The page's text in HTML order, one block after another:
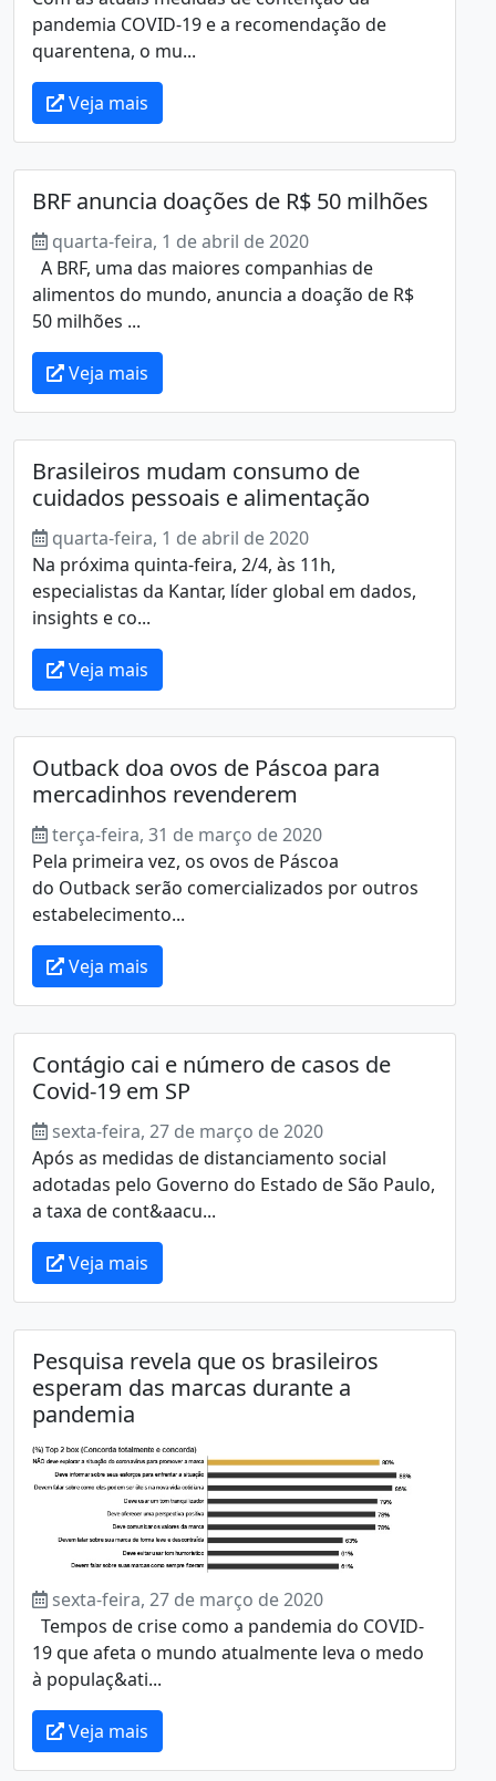
pandemia COVID-19 e a recomendação de
quarentena, o mu...
Veja mais
BRF anuncia doações de R$ 50 milhões
quarta-feira, 1 de abril de 2020
A BRF, uma das maiores companhias de
alimentos do mundo, anuncia a doação de R$
50 milhões ...
Veja mais
Brasileiros mudam consumo de
cuidados pessoais e alimentação
quarta-feira, 1 de abril de 2020
Na próxima quinta-feira, 2/4, às 11h,
especialistas da Kantar, líder global em dados,
insights e co...
Veja mais
Outback doa ovos de Páscoa para
mercadinhos revenderem
terça-feira, 31 de março de 2020
Pela primeira vez, os ovos de Páscoa
do Outback serão comercializados por outros
estabelecimento...
Veja mais
Contágio cai e número de casos de
Covid-19 em SP
sexta-feira, 27 de março de 2020
Após as medidas de distanciamento social
adotadas pelo Governo do Estado de São Paulo,
a taxa de cont&aacu...
Veja mais
Pesquisa revela que os brasileiros
esperam das marcas durante a
pandemia
sexta-feira, 27 de março de 2020
Tempos de crise como a pandemia do COVID-
19 que afeta o mundo atualmente leva o medo
à populaç&ati...
Veja mais